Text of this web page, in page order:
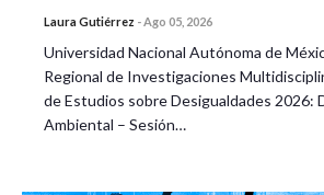
Laura Gutiérrez -Ago 05, 2026
Universidad Nacional Autónoma de
Regional de Investigaciones
de Estudios sobre Desigualdades 2026:
Ambiental – Sesión…